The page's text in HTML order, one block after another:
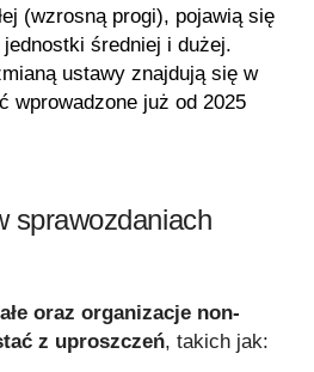
(wzrosną progi), pojawią się
średniej i dużej.
ustawy znajdują się w
wprowadzone już od 2025
sprawozdaniach
oraz organizacje non-
z uproszczeń, takich jak: